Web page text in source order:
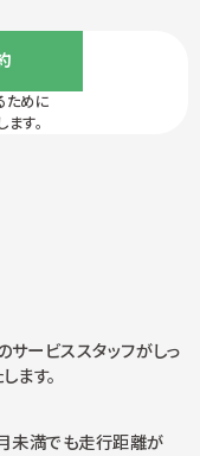
ために
す。
サービススタッフがしっ
ます。
未満でも走行距離が